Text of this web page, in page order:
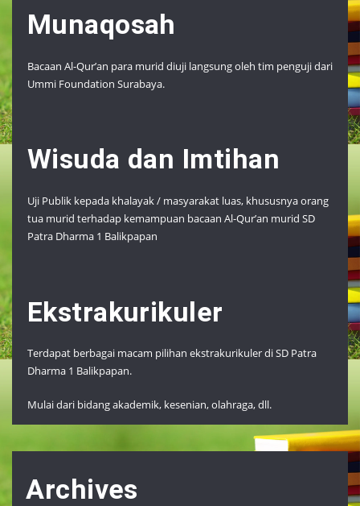
Munaqosah
Bacaan Al-Qur’an para murid diuji langsung oleh tim penguji dari
Ummi Foundation Surabaya.
Wisuda dan Imtihan
Uji Publik kepada khalayak / masyarakat luas, khususnya orang
tua murid terhadap kemampuan bacaan Al-Qur’an murid SD
Patra Dharma 1 Balikpapan
Ekstrakurikuler
Terdapat berbagai macam pilihan ekstrakurikuler di SD Patra
Dharma 1 Balikpapan.
Mulai dari bidang akademik, kesenian, olahraga, dll.
Archives